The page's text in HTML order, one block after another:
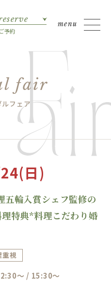
ご予約
fair
ルフェア
日)
五輪入賞シェフ監修の
特典*料理こだわり婚
重視
～ / 15:30～